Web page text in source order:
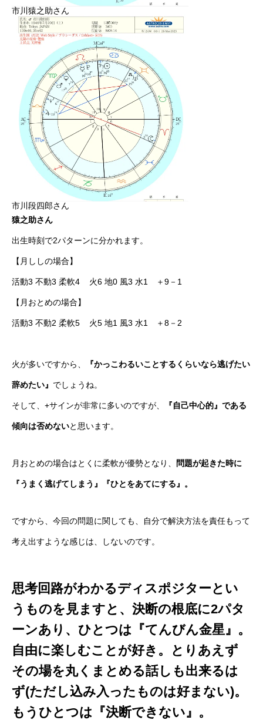
市川猿之助さん
市川段四郎さん
猿之助さん
出生時刻で2パターンに分かれます。
【月ししの場合】
活動3 不動3 柔軟4 火6 地0 風3 水1 ＋9－1
【月おとめの場合】
活動3 不動2 柔軟5 火5 地1 風3 水1 ＋8－2
火が多いですから、 『かっこわるいことするくらいなら逃げたい
辞めたい』 でしょうね。
そして、+サインが非常に多いのですが、 『自己中心的』である
傾向は否めないと思います。
月おとめの場合はとくに柔軟が優勢となり、 問題が起きた時に
『うまく逃げてしまう』『ひとをあてにする』。
ですから、今回の問題に関しても、自分で解決方法を責任もって
考え出すような感じは、しないのです。
思考回路がわかるディスポジターとい
うものを見ますと、決断の根底に2パタ
ーンあり、ひとつは『てんびん金星』。
自由に楽しむことが好き。とりあえず
その場を丸くまとめる話しも出来るは
ず(ただし込み入ったものは好まない)。
もうひとつは『決断できない』。